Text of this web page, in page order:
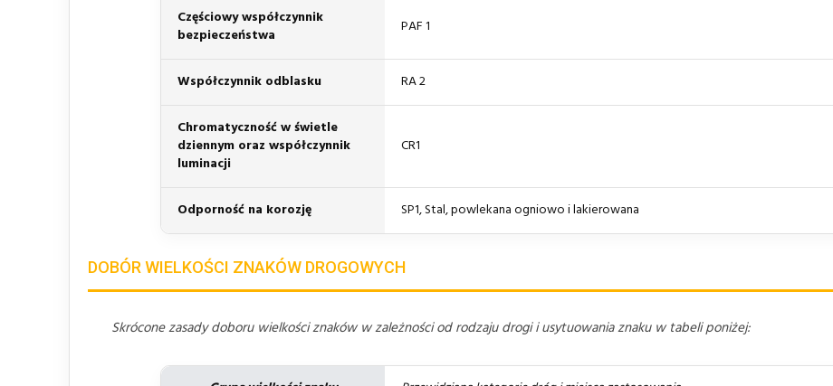
Częściowy współczynnik
bezpieczeństwa
PAF 1
Współczynnik odblasku RA 2
Chromatyczność w świetle
dziennym oraz współczynnik
luminacji
CR1
Odporność na korozję SP1, Stal, powlekana ogniowo i lakierowana
DOBÓR WIELKOŚCI ZNAKÓW DROGOWYCH
Skrócone zasady doboru wielkości znaków w zależności od rodzaju drogi i usytuowania znaku w tabeli poniżej: